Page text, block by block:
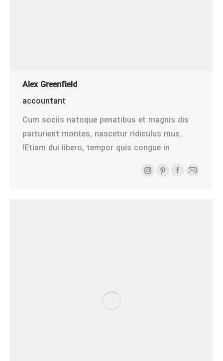
Alex Greenfield
accountant
Cum sociis natoque penatibus et magnis dis
parturient montes, nascetur ridiculus mus.
Etiam dui libero, tempor quis congue in!
ایمیلفیسبوکپینترستاینستاگرام